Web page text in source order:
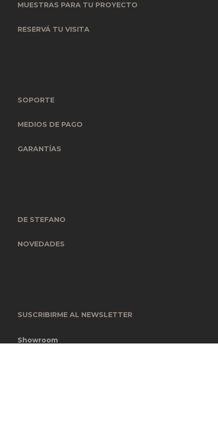
MUESTRAS PARA TU PROYECTO
RESERVÁ TU VISITA
SOPORTE
MEDIOS DE PAGO
GARANTÍAS
DE STEFANO
NOVEDADES
SUSCRIBIRME AL NEWSLETTER
Showroom